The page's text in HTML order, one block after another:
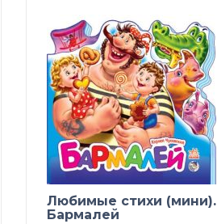
Любимые стихи (мини).
Бармалей